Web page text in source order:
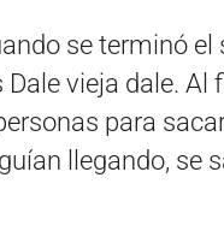
se terminó
vieja dale. Al
para
llegando, se